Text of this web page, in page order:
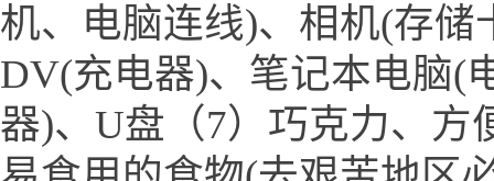
机、电脑连线)、相机(存
DV(充电器)、笔记本电脑(
器)、U盘（7）巧克力、方